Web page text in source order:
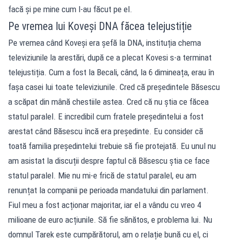
facă și pe mine cum l-au făcut pe el.
Pe vremea lui Koveși DNA făcea telejustiție
Pe vremea când Koveși era șefă la DNA, instituția chema
televiziunile la arestări, după ce a plecat Kovesi s-a terminat
telejustiția. Cum a fost la Becali, când, la 6 dimineața, erau în
fașa casei lui toate televiziunile. Cred că președintele Băsescu
a scăpat din mână chestiile astea. Cred că nu știa ce făcea
statul paralel. E incredibil cum fratele președintelui a fost
arestat când Băsescu încă era președinte. Eu consider că
toată familia președintelui trebuie să fie protejată. Eu unul nu
am asistat la discuții despre faptul că Băsescu știa ce face
statul paralel. Mie nu mi-e frică de statul paralel, eu am
renunțat la companii pe perioada mandatului din parlament.
Fiul meu a fost acționar majoritar, iar el a vându cu vreo 4
milioane de euro acțiunile. Să fie sănătos, e problema lui. Nu
domnul Tarek este cumpărătorul, am o relație bună cu el, ci